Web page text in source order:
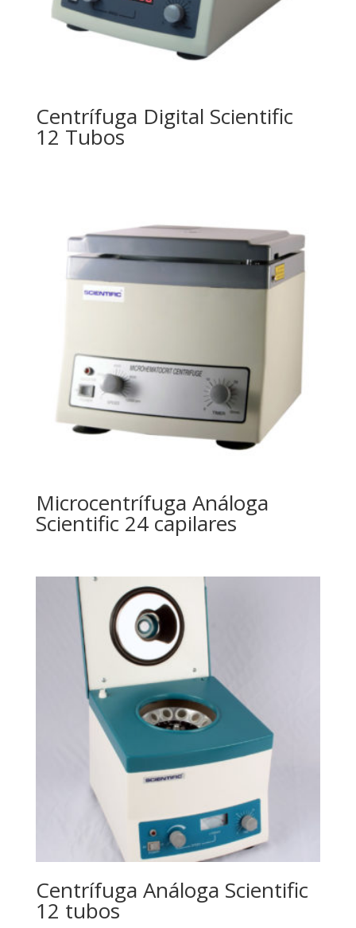
Centrífuga Digital Scientific
12 Tubos
Microcentrífuga Análoga
Scientific 24 capilares
Centrífuga Análoga Scientific
12 tubos